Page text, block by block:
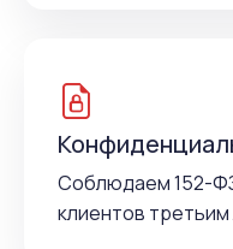
Соблюдаем 152-
клиентов